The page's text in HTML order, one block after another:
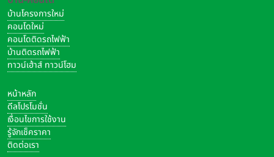
บ้านโครงการใหม่
คอนโดใหม่
คอนโดติดรถไฟฟ้า
บ้านติดรถไฟฟ้า
ทาวน์เฮ้าส์ ทาวน์โฮม
หน้าหลัก
ดีลโปรโมชั่น
เงื่อนไขการใช้งาน
รู้จักเช็คราคา
ติดต่อเรา